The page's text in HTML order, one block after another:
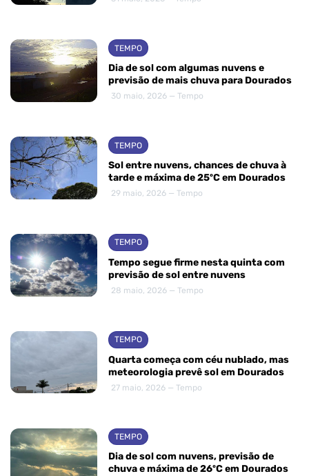
TEMPO
Dia de sol com algumas nuvens e
previsão de mais chuva para Dourados
30 maio, 2026 — Tempo
TEMPO
Sol entre nuvens, chances de chuva à
tarde e máxima de 25ºC em Dourados
29 maio, 2026 — Tempo
TEMPO
Tempo segue firme nesta quinta com
previsão de sol entre nuvens
28 maio, 2026 — Tempo
TEMPO
Quarta começa com céu nublado, mas
meteorologia prevê sol em Dourados
27 maio, 2026 — Tempo
TEMPO
Dia de sol com nuvens, previsão de
chuva e máxima de 26ºC em Dourados